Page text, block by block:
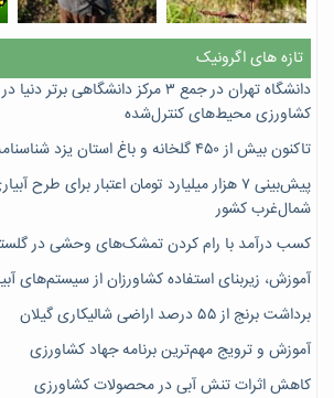
تازه های اگرونیک
دانشگاه تهران در جمع ۳ مرکز دانشگاهی
کشاورزی محیط‌های کنترل‌شده
تاکنون بیش از ۴۵۰ گلخانه و باغ استان یزد شناسنامه‌دار شده‌اند
پیش‌بینی ۷‌ هزار میلیارد تومان اعتبار برای
شمال‌غرب کشور
کسب درآمد با رام کردن تمشک‌های وحشی در
آموزش، زیربنای استفاده کشاورزان از سیستم‌های
برداشت برنج از ۵۵ درصد اراضی شالیکاری گیلان
آموزش و ترویج مهم‌ترین برنامه جهاد کشاورزی
کاهش اثرات تنش آبی در محصولات کشاورزی